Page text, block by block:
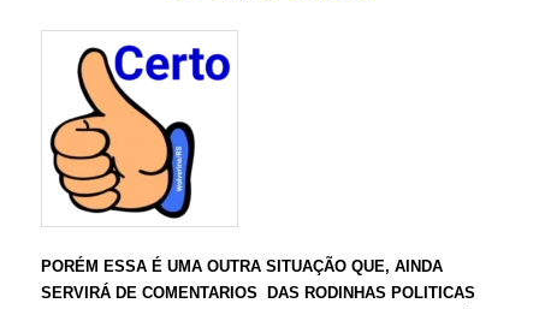
PORÉM ESSA É UMA OUTRA SITUAÇÃO QUE, AINDA
SERVIRÁ DE COMENTARIOS DAS RODINHAS POLITICAS